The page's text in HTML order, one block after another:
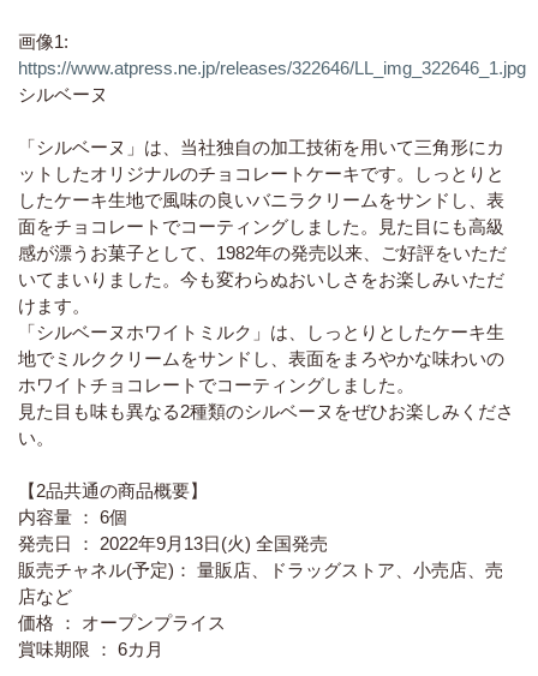
画像1:
https://www.atpress.ne.jp/releases/322646/LL_img_322646_1.jpg
シルベーヌ
「シルベーヌ」は、当社独自の加工技術を用いて三角形にカ
ットしたオリジナルのチョコレートケーキです。しっとりと
したケーキ生地で風味の良いバニラクリームをサンドし、表
面をチョコレートでコーティングしました。見た目にも高級
感が漂うお菓子として、1982年の発売以来、ご好評をいただ
いてまいりました。今も変わらぬおいしさをお楽しみいただ
けます。
「シルベーヌホワイトミルク」は、しっとりとしたケーキ生
地でミルククリームをサンドし、表面をまろやかな味わいの
ホワイトチョコレートでコーティングしました。
見た目も味も異なる2種類のシルベーヌをぜひお楽しみくださ
い。
【2品共通の商品概要】
内容量 ： 6個
発売日 ： 2022年9月13日(火) 全国発売
販売チャネル(予定)： 量販店、ドラッグストア、小売店、売
店など
価格 ： オープンプライス
賞味期限 ： 6カ月